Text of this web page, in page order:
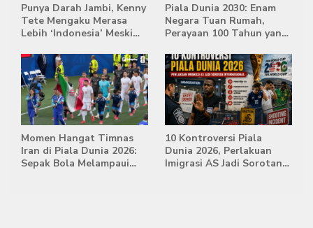
Punya Darah Jambi, Kenny
Tete Mengaku Merasa
Lebih ‘Indonesia’ Meski
Piala Dunia 2030: Enam
Negara Tuan Rumah,
Perayaan 100 Tahun yang
Momen Hangat Timnas
Iran di Piala Dunia 2026:
Sepak Bola Melampaui
10 Kontroversi Piala
Dunia 2026, Perlakuan
Imigrasi AS Jadi Sorotan